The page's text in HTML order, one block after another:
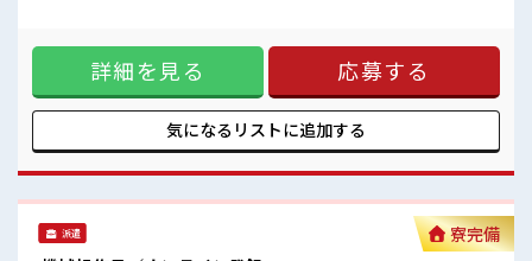
休憩室で楽しくおしゃべり！
ストレス解消☆
残業がしっかりあるお仕事！
機能的な制服アリ≫ 制服があるので、 毎日の服装の悩み解消
♪ ≪未経験でも活躍できる≫ 新しいことにチャレンジするの
は不安だけど、 しっかり働く環境が整っています！ イチから
スキルUP・ステップUP目指していきましょう！ ■職場の雰
囲気 髪型にこだわりのあるアナタは必見！ 髪型自由な職場！
20代活躍中のフレッシュな職場です☆ 休憩室で楽しくおしゃ
詳細を見る 応募する
気になるリストに追加する
派遣 寮完備